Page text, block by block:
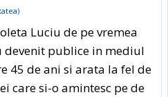
)
Luciu de pe vremea
devenit publice in mediul
45 de ani si arata la fel de
care si-o amintesc pe de